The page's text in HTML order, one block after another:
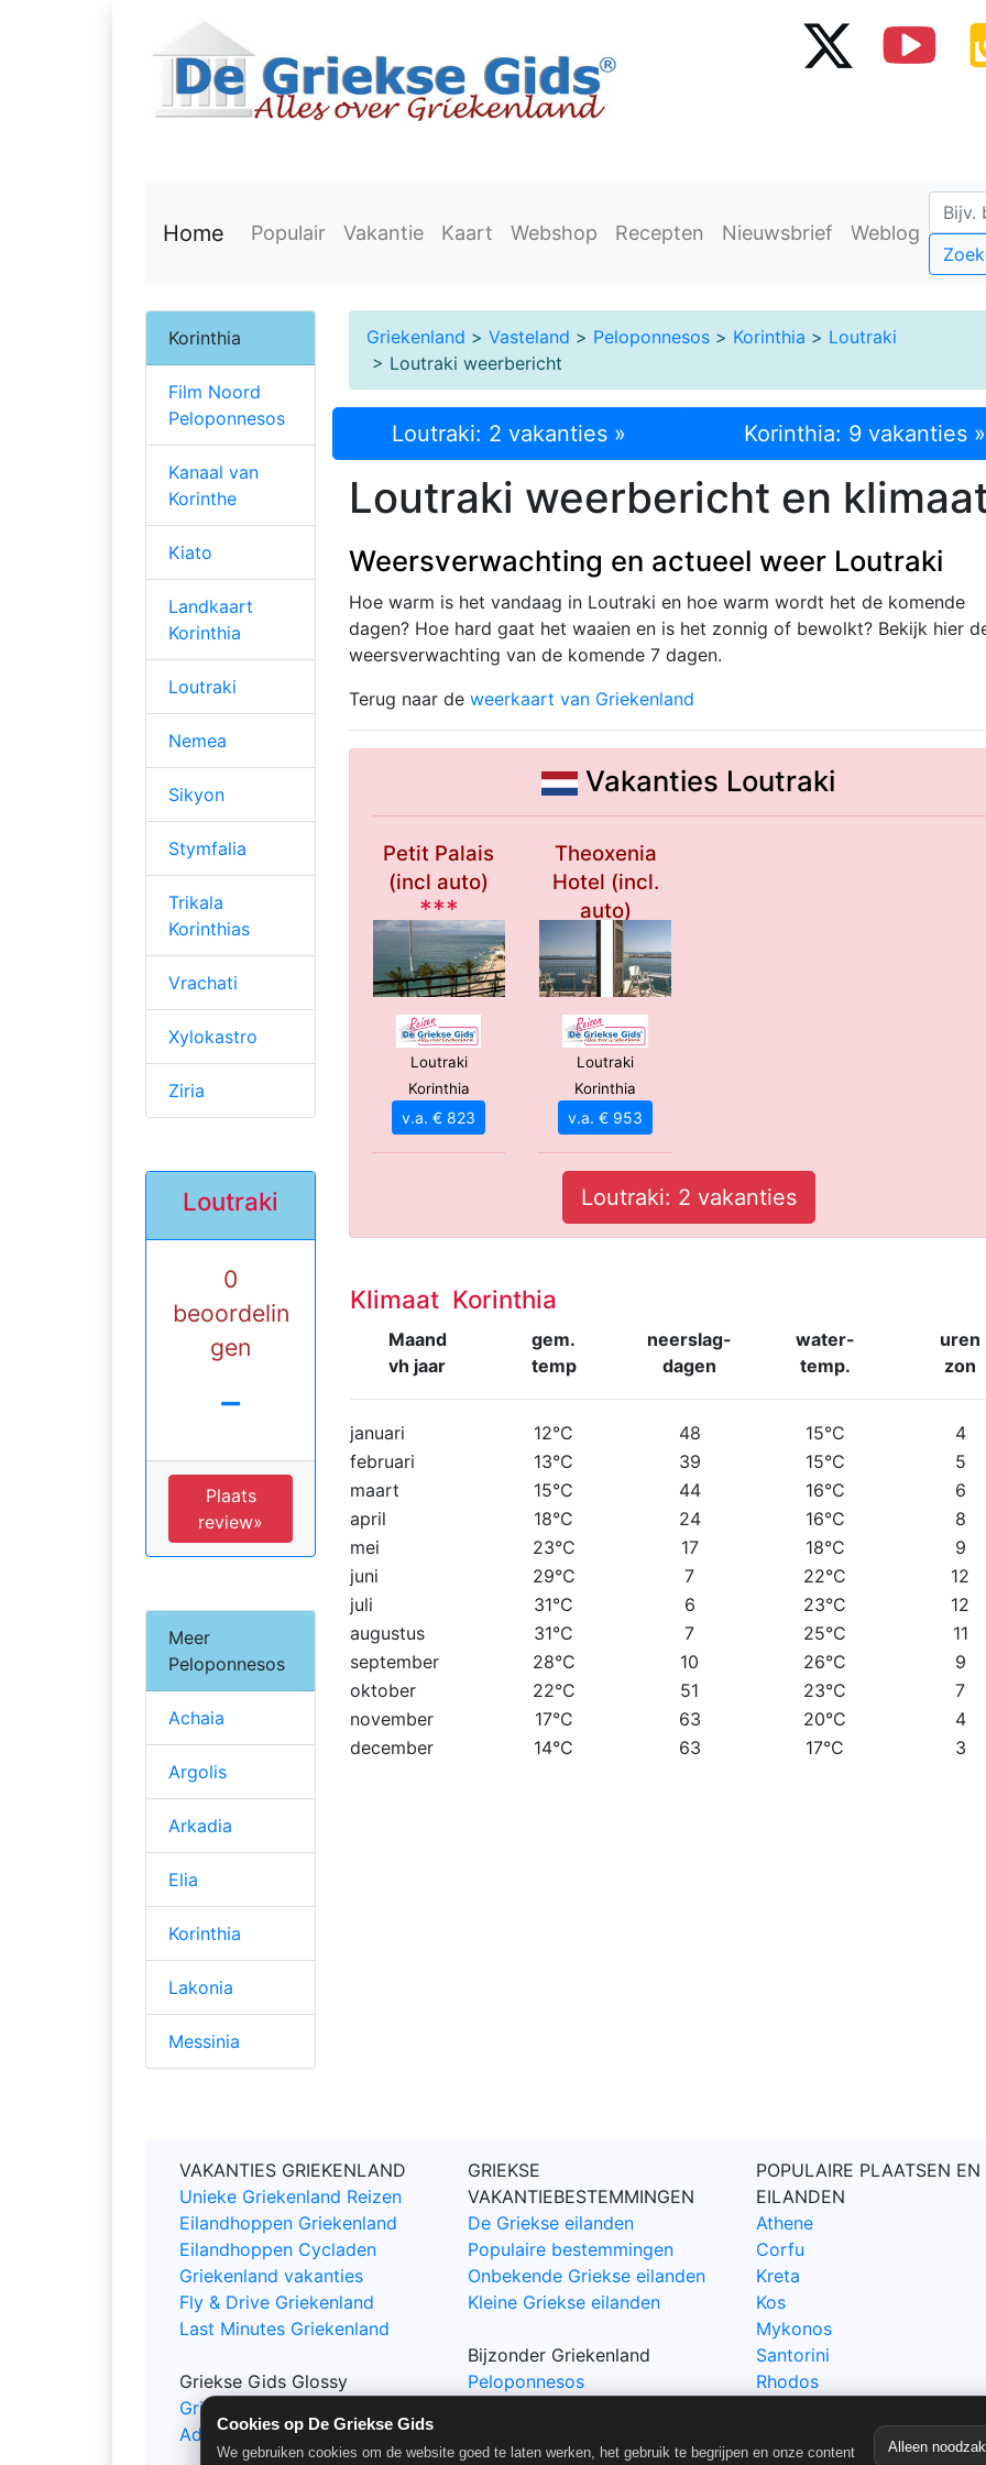
Cookies op De Griekse Gids
We gebruiken cookies om de website goed te laten werken, het gebruik te begrijpen en onze content
Alleen
Home Populair Vakantie Kaart Webshop Recepten Nieuwsbrief Weblog
Griekenland > Vasteland > Peloponnesos > Korinthia > Loutraki
> Loutraki weerbericht
Loutraki: 2 vakanties » Korinthia: 9 vakanties »
Loutraki weerbericht en
Weersverwachting en actueel weer Loutraki
Hoe warm is het vandaag in Loutraki en hoe warm wordt het de komende
dagen? Hoe hard gaat het waaien en is het zonnig of bewolkt? Bekijk hier
weersverwachting van de komende 7 dagen.
Terug naar de weerkaart van Griekenland
Vakanties Loutraki
Petit Palais
(incl auto)
***
Loutraki
Korinthia
v.a. € 823
Theoxenia
Hotel (incl.
auto)
***
Loutraki
Korinthia
v.a. € 953
Loutraki: 2 vakanties
Klimaat Korinthia
Maand
vh jaar
gem.
temp
neerslag-
dagen
water-
temp.
uren
zon
januari 12°C 48 15°C
4
februari
13°C 39 15°C
5
maart
15°C 44 16°C
6
april
18°C 24 16°C
8
mei
23°C 17 18°C
9
juni
29°C 7 22°C
12
juli
31°C 6 23°C
12
augustus
31°C 7 25°C
11
september
28°C 10 26°C
9
oktober
22°C 51 23°C
7
november
17°C 63 20°C
4
december
14°C 63 17°C 3
Korinthia
Film Noord
Peloponnesos
Kanaal van
Korinthe
Kiato
Landkaart
Korinthia
Loutraki
Nemea
Sikyon
Stymfalia
Trikala
Korinthias
Vrachati
Xylokastro
Ziria
Loutraki
0
beoordelin
gen
-
Plaats
review»
Meer
Peloponnesos
Achaia
Argolis
Arkadia
Elia
Korinthia
Lakonia
Messinia
VAKANTIES GRIEKENLAND
Unieke Griekenland Reizen
Eilandhoppen Griekenland
Eilandhoppen Cycladen
Griekenland vakanties
Fly & Drive Griekenland
Last Minutes Griekenland
Griekse Gids Glossy
Griekse Gids Glossy Bestellen
Adverteren
GRIEKSE
VAKANTIEBESTEMMINGEN
De Griekse eilanden
Populaire bestemmingen
Onbekende Griekse eilanden
Kleine Griekse eilanden
Bijzonder Griekenland
Peloponnesos
POPULAIRE PLAATSEN EN
EILANDEN
Athene
Corfu
Kreta
Kos
Mykonos
Santorini
Rhodos